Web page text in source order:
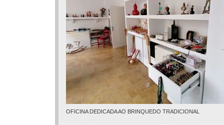
OFICINA DEDICADA AO BRINQUEDO TRADICIONAL